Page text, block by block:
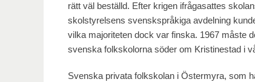
rätt väl beställd. Efter krigen ifrågasattes
skolstyrelsens svenskspråkiga avdelning
vilka majoriteten dock var finska. 1967 måste
svenska folkskolorna söder om Kristinestad i
Svenska privata folkskolan i Östermyra, som